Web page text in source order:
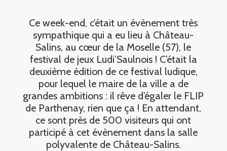
Ce week-end, c’était un évènement très
sympathique qui a eu lieu à Château-
Salins, au cœur de la Moselle (57), le
festival de jeux Ludi’Saulnois ! C’était la
deuxième édition de ce festival ludique,
pour lequel le maire de la ville a de
grandes ambitions : il rêve d’égaler le FLIP
de Parthenay, rien que ça ! En attendant,
ce sont près de 500 visiteurs qui ont
participé à cet évènement dans la salle
polyvalente de Château-Salins.